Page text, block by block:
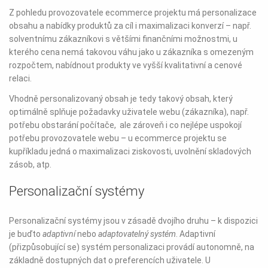
Z pohledu provozovatele ecommerce projektu má personalizace
obsahu a nabídky produktů za cíl i maximalizaci konverzí – např.
solventnímu zákazníkovi s většími finančními možnostmi, u
kterého cena nemá takovou váhu jako u zákazníka s omezeným
rozpočtem, nabídnout produkty ve vyšší kvalitativní a cenové
relaci.
Vhodně personalizovaný obsah je tedy takový obsah, který
optimálně splňuje požadavky uživatele webu (zákazníka), např.
potřebu obstarání počítače, ale zároveň i co nejlépe uspokojí
potřebu provozovatele webu – u ecommerce projektu se
kupříkladu jedná o maximalizaci ziskovosti, uvolnění skladových
zásob, atp.
Personalizační systémy
Personalizační systémy jsou v zásadě dvojího druhu – k dispozici
je buďto adaptivnínebo adaptovatelný systém . Adaptivní
(přizpůsobující se) systém personalizaci provádí autonomně, na
základně dostupných dat o preferencích uživatele. U